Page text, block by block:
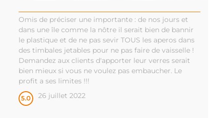
Omis de préciser une importante : de nos jours et
dans une île comme la nôtre il serait bien de bannir
le plastique et de ne pas sevir TOUS les aperos dans
des timbales jetables pour ne pas faire de vaisselle !
Demandez aux clients d'apporter leur verres serait
bien mieux si vous ne voulez pas embaucher. Le
profit a ses limites !!!
5.0 26 juillet 2022